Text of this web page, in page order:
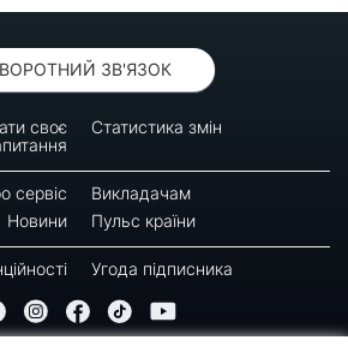
ЗВ'ЯЗОК
своє
Статистика змін
сервіс
Викладачам
Новини
Пульс країни
Угода підписника